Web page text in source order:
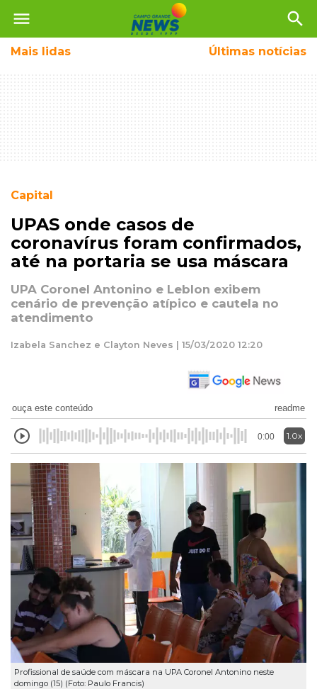
menu search
Mais lidas Últimas notícias
Capital
UPAS onde casos de
coronavírus foram confirmados,
até na portaria se usa máscara
UPA Coronel Antonino e Leblon exibem
cenário de prevenção atípico e cautela no
atendimento
Izabela Sanchez e Clayton Neves | 15/03/2020 12:20
ouça este conteúdo readme
0:00 1.0x
Profissional de saúde com máscara na UPA Coronel Antonino neste
domingo (15) (Foto: Paulo Francis)